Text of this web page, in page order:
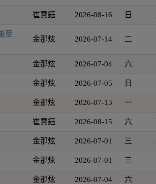
崔寶鈺 2026-08-16 日
至
金那炫 2026-07-14 二
金那炫 2026-07-04 六
金那炫 2026-07-05 日
金那炫 2026-07-13 一
崔寶鈺 2026-08-15 六
金那炫 2026-07-01 三
金那炫 2026-07-01 三
金那炫 2026-07-04 六